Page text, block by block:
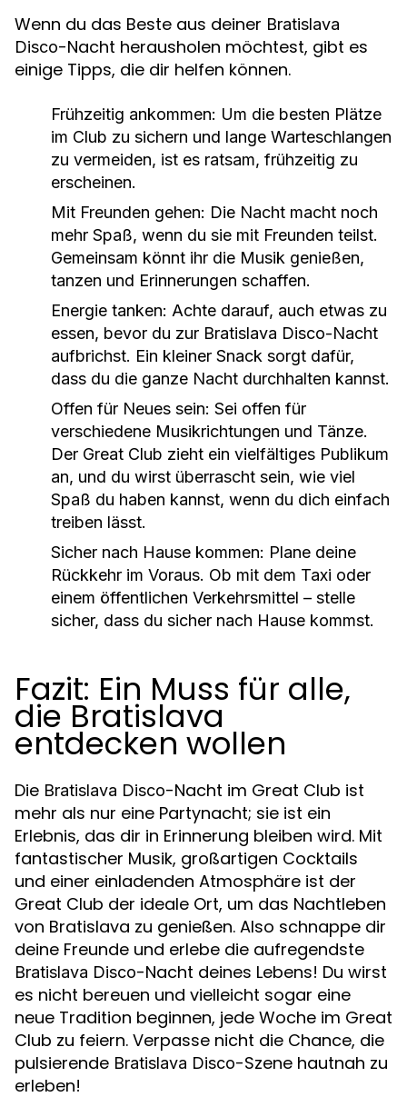
Wenn du das Beste aus deiner Bratislava
Disco-Nacht herausholen möchtest, gibt es
einige Tipps, die dir helfen können.
Frühzeitig ankommen: Um die besten Plätze
im Club zu sichern und lange Warteschlangen
zu vermeiden, ist es ratsam, frühzeitig zu
erscheinen.
Mit Freunden gehen: Die Nacht macht noch
mehr Spaß, wenn du sie mit Freunden teilst.
Gemeinsam könnt ihr die Musik genießen,
tanzen und Erinnerungen schaffen.
Energie tanken: Achte darauf, auch etwas zu
essen, bevor du zur Bratislava Disco-Nacht
aufbrichst. Ein kleiner Snack sorgt dafür,
dass du die ganze Nacht durchhalten kannst.
Offen für Neues sein: Sei offen für
verschiedene Musikrichtungen und Tänze.
Der Great Club zieht ein vielfältiges Publikum
an, und du wirst überrascht sein, wie viel
Spaß du haben kannst, wenn du dich einfach
treiben lässt.
Sicher nach Hause kommen: Plane deine
Rückkehr im Voraus. Ob mit dem Taxi oder
einem öffentlichen Verkehrsmittel – stelle
sicher, dass du sicher nach Hause kommst.
Fazit: Ein Muss für alle,
die Bratislava
entdecken wollen
Die Bratislava Disco-Nacht im Great Club ist
mehr als nur eine Partynacht; sie ist ein
Erlebnis, das dir in Erinnerung bleiben wird. Mit
fantastischer Musik, großartigen Cocktails
und einer einladenden Atmosphäre ist der
Great Club der ideale Ort, um das Nachtleben
von Bratislava zu genießen. Also schnappe dir
deine Freunde und erlebe die aufregendste
Bratislava Disco-Nacht deines Lebens! Du wirst
es nicht bereuen und vielleicht sogar eine
neue Tradition beginnen, jede Woche im Great
Club zu feiern. Verpasse nicht die Chance, die
pulsierende Bratislava Disco-Szene hautnah zu
erleben!